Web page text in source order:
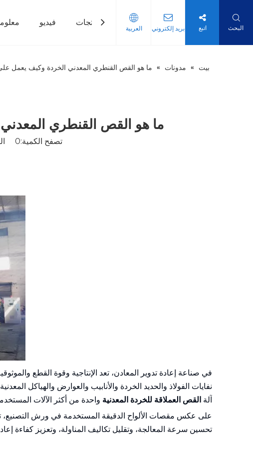
فيديو منتجات بيت
العربية بريد إلكتروني اتبع البحث
بيت » مدونات » ما هو القص القنطري المعدني الخردة وكيف يعمل
ما هو القص القنطري
تصفح الكمية:0
في صناعة إعادة تدوير المعادن، تعد الإنتاجية وقوة القطع
نفايات الفولاذ والحديد الخردة والأنابيب والعوارض والهياكل
آلة القص العملاقة للخردة المعدنية واحدة من أكثر الآلات
على عكس مقصات الألواح الدقيقة المستخدمة في ورش التصنيع،
تحسين سرعة المعالجة، وتقليل تكاليف المناولة، وتعزيز كفاءة